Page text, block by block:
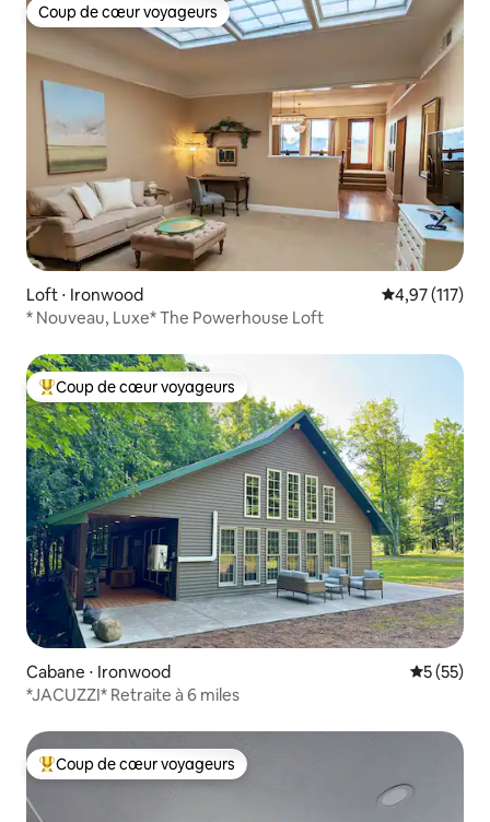
Coup de cœur voyageurs
Coup de cœur voyageurs
Loft ⋅ Ironwood Évaluation
4,97 (117)
* Nouveau, Luxe* The Powerhouse Loft
Coups de cœur voyageurs les plus appréciés
Coup de cœur voyageurs
Cabane ⋅ Ironwood
5 (55)
*JACUZZI* Retraite à 6 miles
Coups de cœur voyageurs les plus appréciés
Coup de cœur voyageurs